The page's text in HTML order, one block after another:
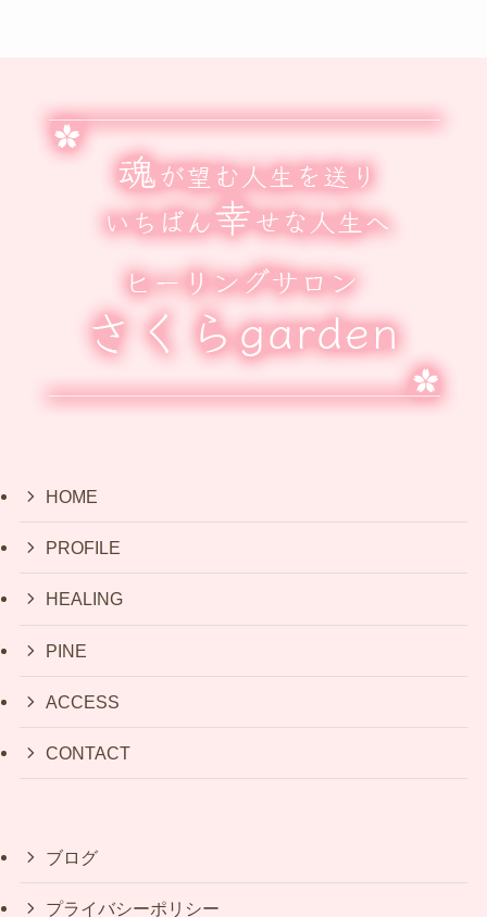
HOME
PROFILE
HEALING
PINE
ACCESS
CONTACT
ブログ
プライバシーポリシー